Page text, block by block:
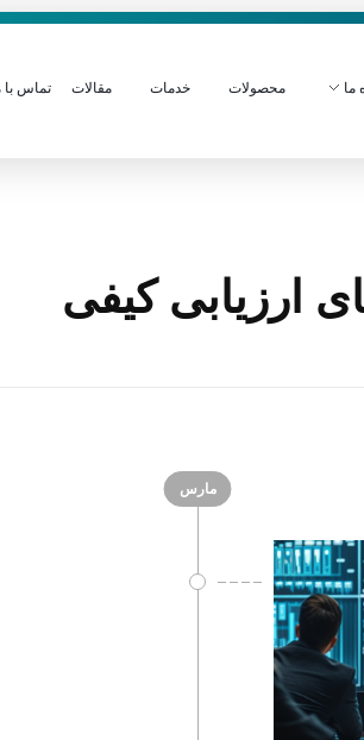
ما محصولات خدمات مقالات تماس با
ارزیابی کیفی
مارس